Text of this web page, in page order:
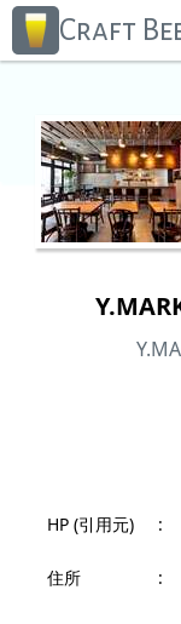
Craft
HP (引用元) :
住所 :